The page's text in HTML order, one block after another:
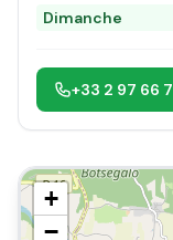
Dimanche
+33 2 97 66
+
−